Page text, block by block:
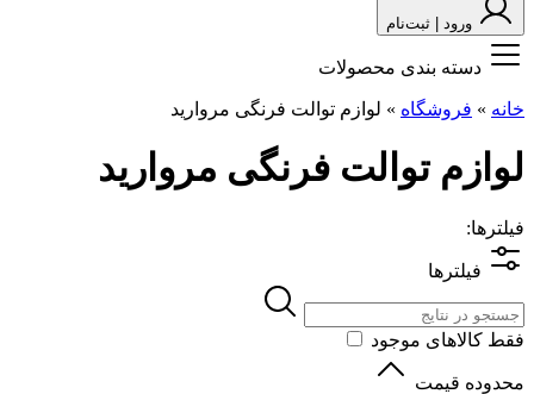
ورود | ثبت‌نام
دسته بندی محصولات
خانه » فروشگاه » لوازم توالت فرنگی مروارید
لوازم توالت فرنگی مروارید
فیلترها:
فیلترها
فقط کالاهای موجود
محدوده قیمت